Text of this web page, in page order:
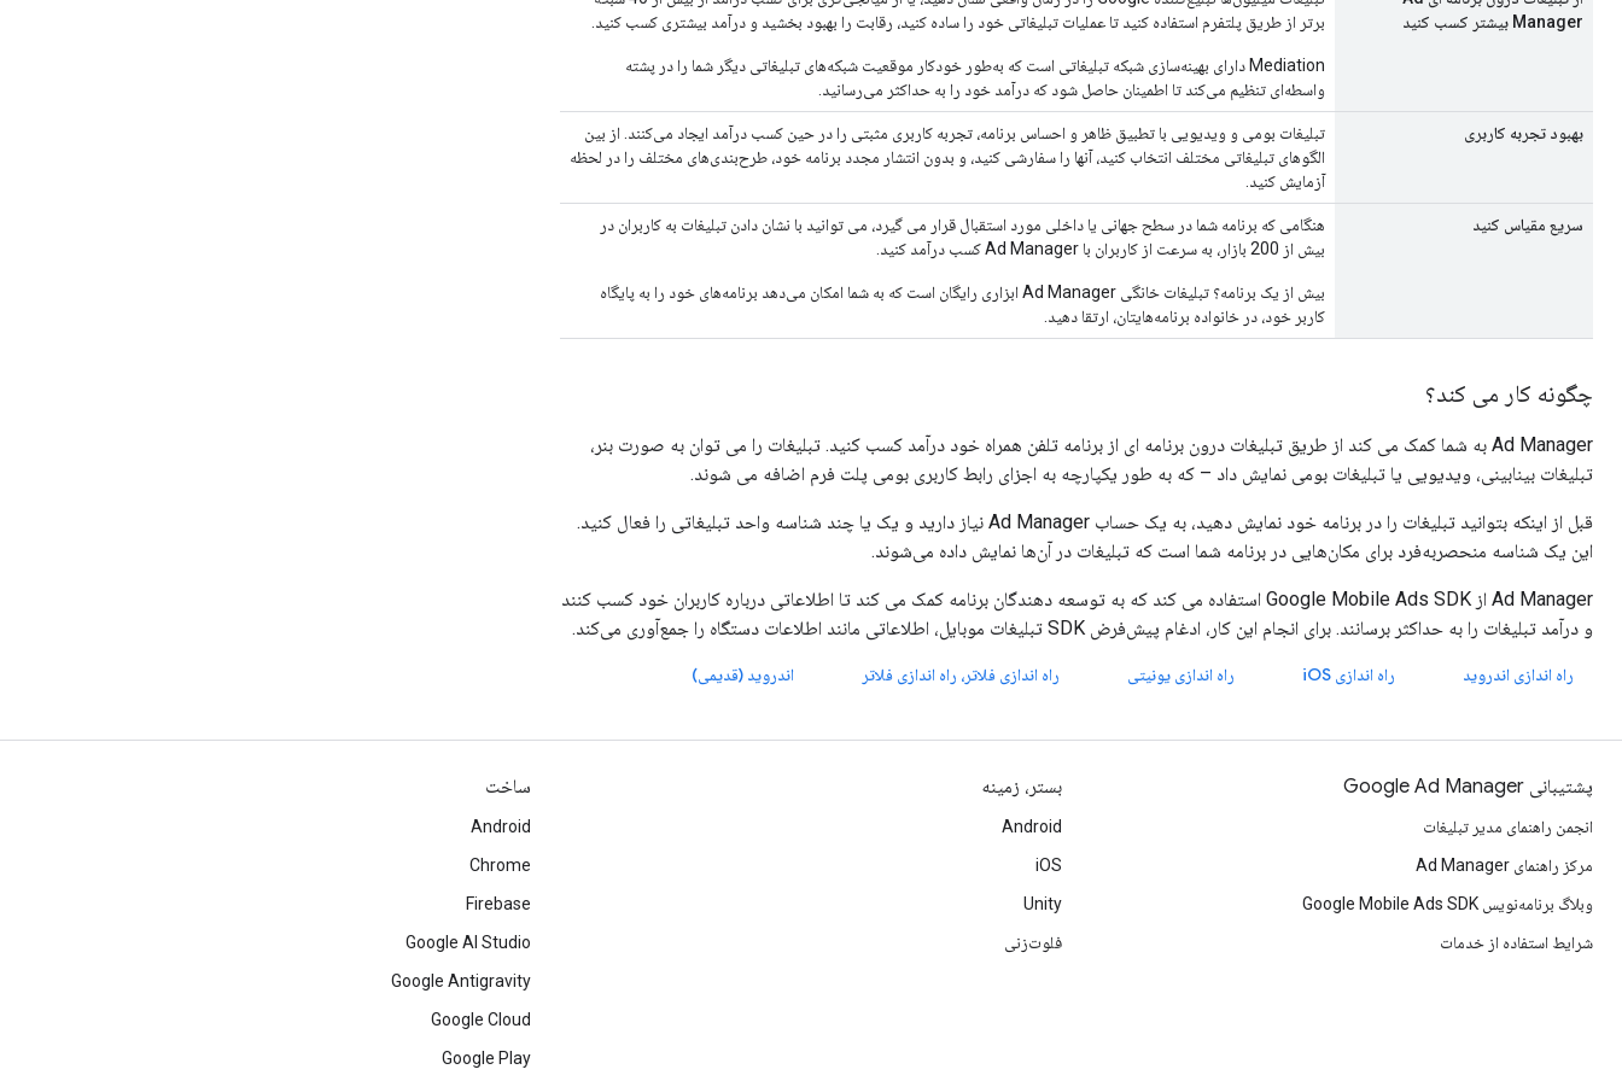
Manager بیشتر کسب کنید
برتر از طریق پلتفرم استفاده کنید تا عملیات تبلیغاتی خود را ساده کنید، رقابت را بهبود بخشید و درآمد بیشتری کسب کنید.
Mediation دارای بهینه‌سازی شبکه تبلیغاتی است که به‌طور خودکار موقعیت شبکه‌های تبلیغاتی دیگر شما را در پشته
واسطه‌ای تنظیم می‌کند تا اطمینان حاصل شود که درآمد خود را به حداکثر می‌رسانید.
بهبود تجربه کاربری
تبلیغات بومی و ویدیویی با تطبیق ظاهر و احساس برنامه، تجربه کاربری مثبتی را در حین کسب درآمد ایجاد می‌کنند. از بین
الگوهای تبلیغاتی مختلف انتخاب کنید، آنها را سفارشی کنید، و بدون انتشار مجدد برنامه خود، طرح‌بندی‌های مختلف را در لحظه
آزمایش کنید.
سریع مقیاس کنید
هنگامی که برنامه شما در سطح جهانی یا داخلی مورد استقبال قرار می گیرد، می توانید با نشان دادن تبلیغات به کاربران در
بیش از 200 بازار، به سرعت از کاربران با Ad Manager کسب درآمد کنید.
بیش از یک برنامه؟ تبلیغات خانگی Ad Manager ابزاری رایگان است که به شما امکان می‌دهد برنامه‌های خود را به پایگاه
کاربر خود، در خانواده برنامه‌هایتان، ارتقا دهید.
چگونه کار می کند؟
Ad Manager به شما کمک می کند از طریق تبلیغات درون برنامه ای از برنامه تلفن همراه خود درآمد کسب کنید. تبلیغات را می توان به صورت بنر،
تبلیغات بینابینی، ویدیویی یا تبلیغات بومی نمایش داد – که به طور یکپارچه به اجزای رابط کاربری بومی پلت فرم اضافه می شوند.
قبل از اینکه بتوانید تبلیغات را در برنامه خود نمایش دهید، به یک حساب Ad Manager نیاز دارید و یک یا چند شناسه واحد تبلیغاتی را فعال کنید.
این یک شناسه منحصربه‌فرد برای مکان‌هایی در برنامه شما است که تبلیغات در آن‌ها نمایش داده می‌شوند.
Ad Manager از Google Mobile Ads SDK استفاده می کند که به توسعه دهندگان برنامه کمک می کند تا اطلاعاتی درباره کاربران خود کسب کنند
و درآمد تبلیغات را به حداکثر برسانند. برای انجام این کار، ادغام پیش‌فرض SDK تبلیغات موبایل، اطلاعاتی مانند اطلاعات دستگاه را جمع‌آوری می‌کند.
راه اندازی اندروید راه اندازی iOS راه اندازی یونیتی راه اندازی فلاتر، راه اندازی فلاتر اندروید (قدیمی)
پشتیبانی Google Ad Manager
انجمن راهنمای مدیر تبلیغات
مرکز راهنمای Ad Manager
وبلاگ برنامه‌نویس Google Mobile Ads SDK
شرایط استفاده از خدمات
بستر، زمینه
Android
iOS
Unity
فلوت‌زنی
ساخت
Android
Chrome
Firebase
Google AI Studio
Google Antigravity
Google Cloud
Google Play